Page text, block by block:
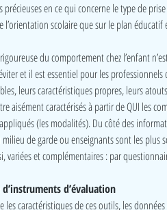
en ce qui concerne le type de
l’orientation scolaire que sur le plan
du comportement chez l’enfant
et il est essentiel pour les
leurs caractéristiques propres, leurs
aisément caractérisés à partir de QUI les
(les modalités). Du côté des
de garde ou enseignants sont les plus
variées et complémentaires : par
d’évaluation
les caractéristiques de ces outils, les